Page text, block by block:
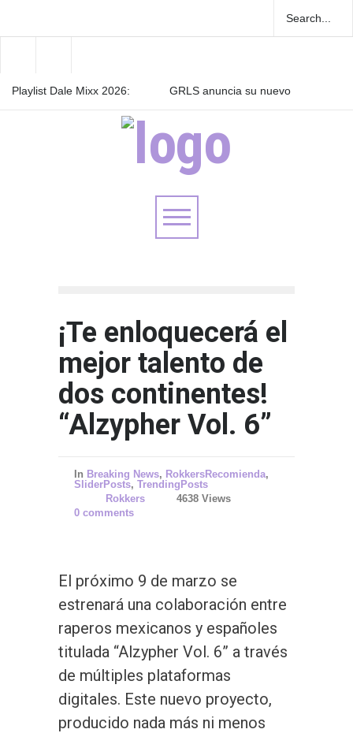
Playlist Dale Mixx 2026:
GRLS anuncia su nuevo
Las Fokin Biches anuncian
¡Te enloquecerá el
mejor talento de
dos continentes!
“Alzypher Vol. 6”
In Breaking News, RokkersRecomienda,
SliderPosts, TrendingPosts
Rokkers
4638 Views
0 comments
El próximo 9 de marzo se
estrenará una colaboración entre
raperos mexicanos y españoles
titulada “Alzypher Vol. 6” a través
de múltiples plataformas
digitales. Este nuevo proyecto,
producido nada más ni menos